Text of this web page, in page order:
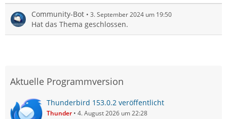
Community-Bot 3. September 2024 um 19:50
Hat das Thema geschlossen.
Aktuelle Programmversion
Thunderbird 153.0.2 veröffentlicht
Thunder 4. August 2026 um 22:28